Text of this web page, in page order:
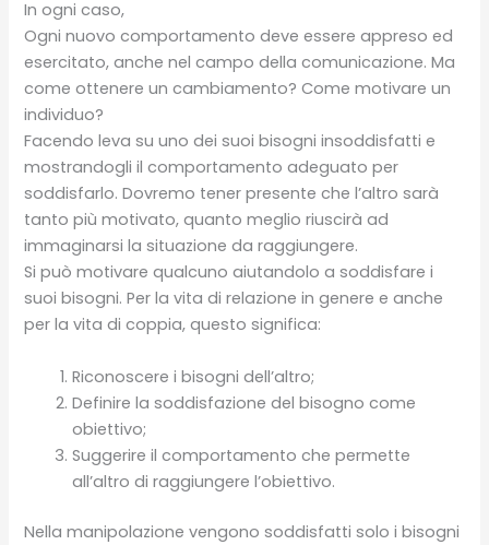
In ogni caso,
Ogni nuovo comportamento deve essere appreso ed
esercitato, anche nel campo della comunicazione. Ma
come ottenere un cambiamento? Come motivare un
individuo?
Facendo leva su uno dei suoi bisogni insoddisfatti e
mostrandogli il comportamento adeguato per
soddisfarlo. Dovremo tener presente che l’altro sarà
tanto più motivato, quanto meglio riuscirà ad
immaginarsi la situazione da raggiungere.
Si può motivare qualcuno aiutandolo a soddisfare i
suoi bisogni. Per la vita di relazione in genere e anche
per la vita di coppia, questo significa:
Riconoscere i bisogni dell’altro;
Definire la soddisfazione del bisogno come
obiettivo;
Suggerire il comportamento che permette
all’altro di raggiungere l’obiettivo.
Nella manipolazione vengono soddisfatti solo i bisogni